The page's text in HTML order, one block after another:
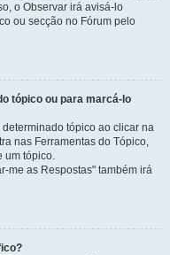
o Observar irá avisá-lo
ou secção no Fórum pelo
tópico ou para marcá-lo
tópico ao clicar na
nas Ferramentas do Tópico,
um tópico.
me as Respostas" também irá